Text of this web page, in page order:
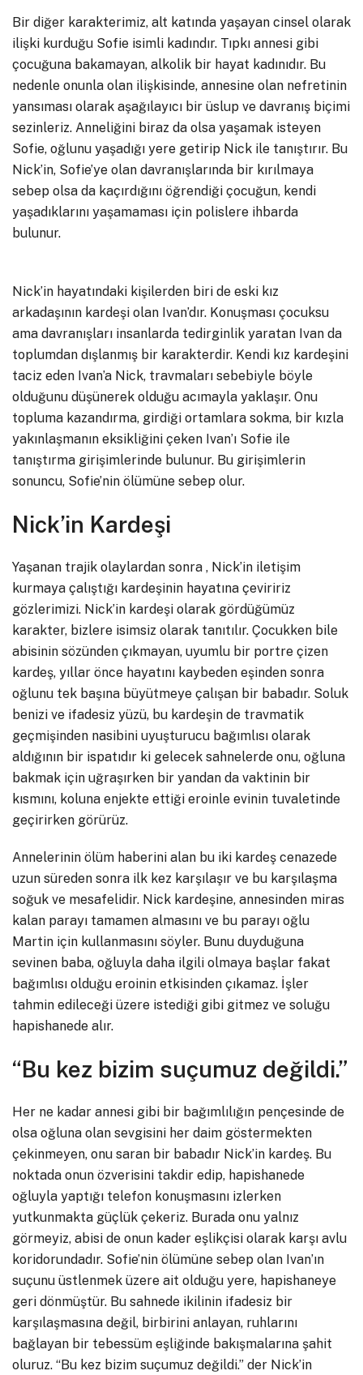
Bir diğer karakterimiz, alt katında yaşayan cinsel olarak
ilişki kurduğu Sofie isimli kadındır. Tıpkı annesi gibi
çocuğuna bakamayan, alkolik bir hayat kadınıdır. Bu
nedenle onunla olan ilişkisinde, annesine olan nefretinin
yansıması olarak aşağılayıcı bir üslup ve davranış biçimi
sezinleriz. Anneliğini biraz da olsa yaşamak isteyen
Sofie, oğlunu yaşadığı yere getirip Nick ile tanıştırır. Bu
Nick’in, Sofie’ye olan davranışlarında bir kırılmaya
sebep olsa da kaçırdığını öğrendiği çocuğun, kendi
yaşadıklarını yaşamaması için polislere ihbarda
bulunur.
Nick’in hayatındaki kişilerden biri de eski kız
arkadaşının kardeşi olan Ivan’dır. Konuşması çocuksu
ama davranışları insanlarda tedirginlik yaratan Ivan da
toplumdan dışlanmış bir karakterdir. Kendi kız kardeşini
taciz eden Ivan’a Nick, travmaları sebebiyle böyle
olduğunu düşünerek olduğu acımayla yaklaşır. Onu
topluma kazandırma, girdiği ortamlara sokma, bir kızla
yakınlaşmanın eksikliğini çeken Ivan’ı Sofie ile
tanıştırma girişimlerinde bulunur. Bu girişimlerin
sonuncu, Sofie’nin ölümüne sebep olur.
Nick’in Kardeşi
Yaşanan trajik olaylardan sonra , Nick’in iletişim
kurmaya çalıştığı kardeşinin hayatına çeviririz
gözlerimizi. Nick’in kardeşi olarak gördüğümüz
karakter, bizlere isimsiz olarak tanıtılır. Çocukken bile
abisinin sözünden çıkmayan, uyumlu bir portre çizen
kardeş, yıllar önce hayatını kaybeden eşinden sonra
oğlunu tek başına büyütmeye çalışan bir babadır. Soluk
benizi ve ifadesiz yüzü, bu kardeşin de travmatik
geçmişinden nasibini uyuşturucu bağımlısı olarak
aldığının bir ispatıdır ki gelecek sahnelerde onu, oğluna
bakmak için uğraşırken bir yandan da vaktinin bir
kısmını, koluna enjekte ettiği eroinle evinin tuvaletinde
geçirirken görürüz.
Annelerinin ölüm haberini alan bu iki kardeş cenazede
uzun süreden sonra ilk kez karşılaşır ve bu karşılaşma
soğuk ve mesafelidir. Nick kardeşine, annesinden miras
kalan parayı tamamen almasını ve bu parayı oğlu
Martin için kullanmasını söyler. Bunu duyduğuna
sevinen baba, oğluyla daha ilgili olmaya başlar fakat
bağımlısı olduğu eroinin etkisinden çıkamaz. İşler
tahmin edileceği üzere istediği gibi gitmez ve soluğu
hapishanede alır.
“Bu kez bizim suçumuz değildi.”
Her ne kadar annesi gibi bir bağımlılığın pençesinde de
olsa oğluna olan sevgisini her daim göstermekten
çekinmeyen, onu saran bir babadır Nick’in kardeş. Bu
noktada onun özverisini takdir edip, hapishanede
oğluyla yaptığı telefon konuşmasını izlerken
yutkunmakta güçlük çekeriz. Burada onu yalnız
görmeyiz, abisi de onun kader eşlikçisi olarak karşı avlu
koridorundadır. Sofie’nin ölümüne sebep olan Ivan’ın
suçunu üstlenmek üzere ait olduğu yere, hapishaneye
geri dönmüştür. Bu sahnede ikilinin ifadesiz bir
karşılaşmasına değil, birbirini anlayan, ruhlarını
bağlayan bir tebessüm eşliğinde bakışmalarına şahit
oluruz. “Bu kez bizim suçumuz değildi.” der Nick’in